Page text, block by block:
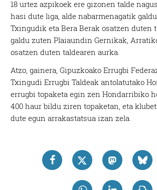
18 urtez azpikoek ere gizonen talde
hasi dute liga, alde nabarmenagatik
Txingudik eta Bera Berak osatzen duten
galdu zuten Plaiaundin Gernikak,
osatzen duten taldearen aurka.
Atzo, gainera, Gipuzkoako Errugbi
Txingudi Errugbi Taldeak antolatutako
errugbi topaketa egin zen Hondarribiko
400 haur bildu ziren topaketan, eta
dute egun arrakastatsua izan zela.